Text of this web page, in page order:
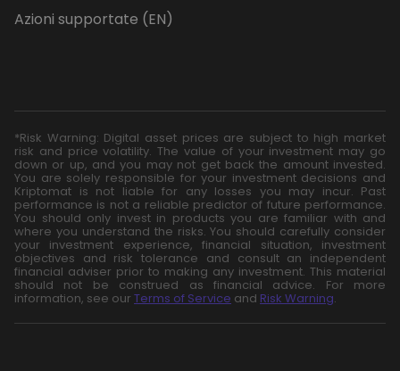
Azioni supportate (EN)
*Risk Warning: Digital asset prices are subject to high market
risk and price volatility. The value of your investment may go
down or up, and you may not get back the amount invested.
You are solely responsible for your investment decisions and
Kriptomat is not liable for any losses you may incur. Past
performance is not a reliable predictor of future performance.
You should only invest in products you are familiar with and
where you understand the risks. You should carefully consider
your investment experience, financial situation, investment
objectives and risk tolerance and consult an independent
financial adviser prior to making any investment. This material
should not be construed as financial advice. For more
information, see our Terms of Service and Risk Warning.